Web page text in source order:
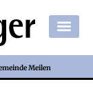
Meilen